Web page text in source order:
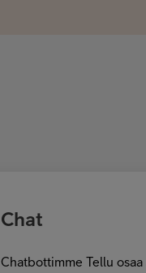
Chat
Chatbottimme Tellu osaa